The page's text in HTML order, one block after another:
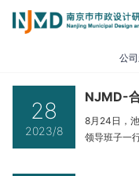
公
28
2023/8
8月24日，
领导班子一